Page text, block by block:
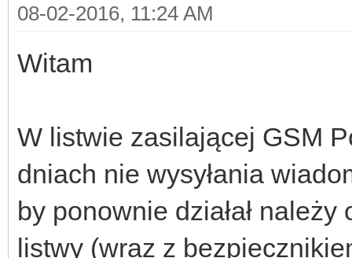
08-02-2016, 11:24 AM
Witam
W listwie zasilającej GSM
dniach nie wysyłania
by ponownie działał należy
listwy (wraz z